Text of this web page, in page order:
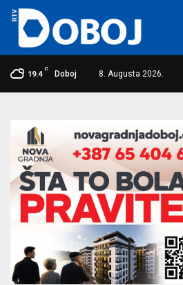
19.4
C
Doboj 8. Augusta 2026.